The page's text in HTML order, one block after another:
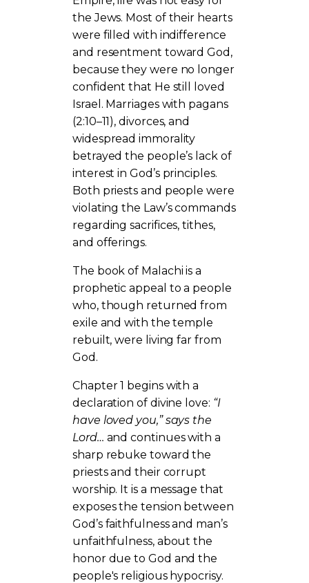
the Jews. Most of their hearts
were filled with indifference
and resentment toward God,
because they were no longer
confident that He still loved
Israel. Marriages with pagans
(2:10–11), divorces, and
widespread immorality
betrayed the people’s lack of
interest in God’s principles.
Both priests and people were
violating the Law’s commands
regarding sacrifices, tithes,
and offerings.
The book of Malachi is a
prophetic appeal to a people
who, though returned from
exile and with the temple
rebuilt, were living far from
God.
Chapter 1 begins with a
declaration of divine love: “I
have loved you,” says the
Lord… and continues with a
sharp rebuke toward the
priests and their corrupt
worship. It is a message that
exposes the tension between
God’s faithfulness and man’s
unfaithfulness, about the
honor due to God and the
people's religious hypocrisy.